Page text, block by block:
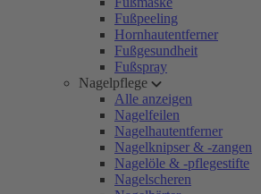
Fußpeeling
Hornhautentferner
Fußgesundheit
Fußspray
Nagelpflege
Alle anzeigen
Nagelfeilen
Nagelhautentferner
Nagelknipser & -zangen
Nagelöle & -pflegestifte
Nagelscheren